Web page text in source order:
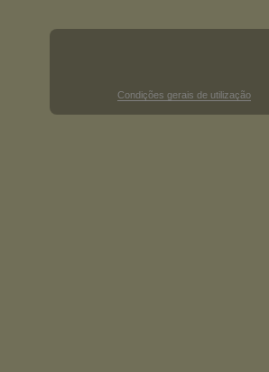
Condições gerais de utilização